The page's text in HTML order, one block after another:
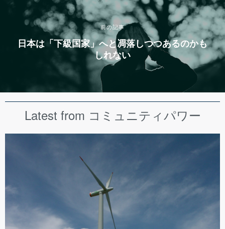
前の記事
日本は「下級国家」へと凋落しつつあるのかも
しれない
Latest from コミュニティパワー